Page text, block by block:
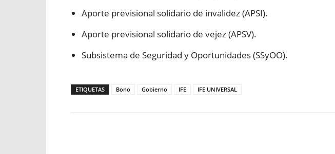
Aporte previsional solidario de invalidez (APSI).
Aporte previsional solidario de vejez (APSV).
Subsistema de Seguridad y Oportunidades (SSyOO).
ETIQUETAS Bono Gobierno IFE IFE UNIVERSAL